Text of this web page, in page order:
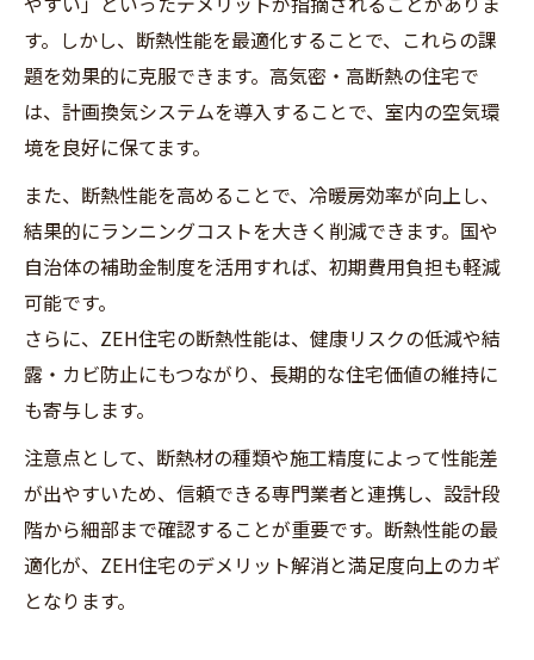
す。しかし、断熱性能を最適化することで、これらの課
題を効果的に克服できます。高気密・高断熱の住宅で
は、計画換気システムを導入することで、室内の空気環
境を良好に保てます。
また、断熱性能を高めることで、冷暖房効率が向上し、
結果的にランニングコストを大きく削減できます。国や
自治体の補助金制度を活用すれば、初期費用負担も軽減
可能です。
さらに、ZEH住宅の断熱性能は、健康リスクの低減や結
露・カビ防止にもつながり、長期的な住宅価値の維持に
も寄与します。
注意点として、断熱材の種類や施工精度によって性能差
が出やすいため、信頼できる専門業者と連携し、設計段
階から細部まで確認することが重要です。断熱性能の最
適化が、ZEH住宅のデメリット解消と満足度向上のカギ
となります。